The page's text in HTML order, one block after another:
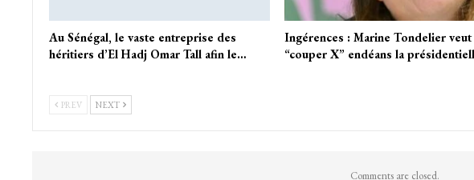
Au Sénégal, le vaste entreprise des
héritiers d’El Hadj Omar Tall afin le…
Ingérences : Marine Tondelier veut
“couper X” endéans la
PREV NEXT
Comments are closed.